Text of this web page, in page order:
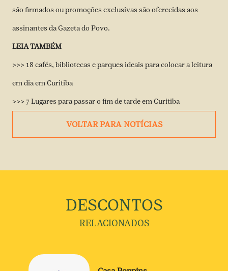
são firmados ou promoções exclusivas são oferecidas aos
assinantes da Gazeta do Povo.
LEIA TAMBÉM
>>> 18 cafés, bibliotecas e parques ideais para colocar a leitura
em dia em Curitiba
>>> 7 Lugares para passar o fim de tarde em Curitiba
VOLTAR PARA NOTÍCIAS
DESCONTOS
RELACIONADOS